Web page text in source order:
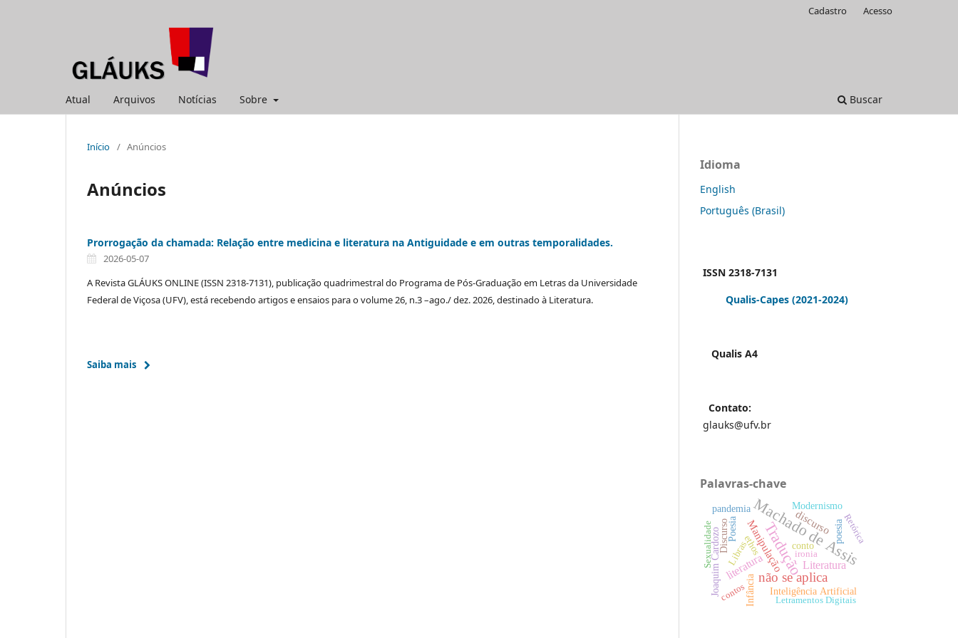
Atual Arquivos Notícias Sobre Buscar
Cadastro Acesso
Início / Anúncios
Anúncios
Prorrogação da chamada: Relação entre medicina e literatura na Antiguidade e em outras temporalidades.
2026-05-07
A Revista GLÁUKS ONLINE (ISSN 2318-7131), publicação quadrimestral do Programa de Pós-Graduação em Letras da Universidade
Federal de Viçosa (UFV), está recebendo artigos e ensaios para o volume 26, n.3 –ago./ dez. 2026, destinado à Literatura.
Saiba mais
Idioma
English
Português (Brasil)
ISSN 2318-7131
Qualis-Capes (2021-2024)
Qualis A4
Contato:
glauks@ufv.br
Palavras-chave
Machado de Assis
Tradução
não se aplica
literatura Literatura
Manipulação discurso
Joaquim Cardozo conto
Infância
Modernismo
ethos
Libras
Inteligência Artificial
poesia
pandemia
DiscursoPoesia
Letramentos Digitais
Sexualidade
contos
Retórica
ironia